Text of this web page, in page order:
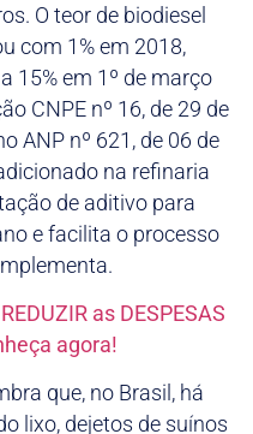
O teor de biodiesel
com 1% em 2018,
15% em 1º de março
CNPE nº 16, de 29 de
ANP nº 621, de 06 de
na refinaria
de aditivo para
e facilita o processo
as DESPESAS
agora!
que, no Brasil, há
lixo, dejetos de suínos